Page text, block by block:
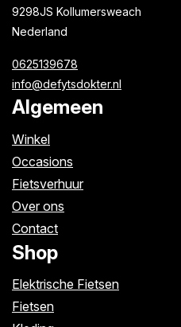
9298JS Kollumersweach
Nederland
0625139678
info@defytsdokter.nl
Algemeen
Winkel
Occasions
Fietsverhuur
Over ons
Contact
Shop
Elektrische Fietsen
Fietsen